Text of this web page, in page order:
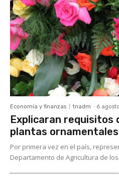
Economía y finanzas tnadm - 6
Explicaran requisitos
plantas
Por primera vez en el país,
Departamento de Agricultura de los